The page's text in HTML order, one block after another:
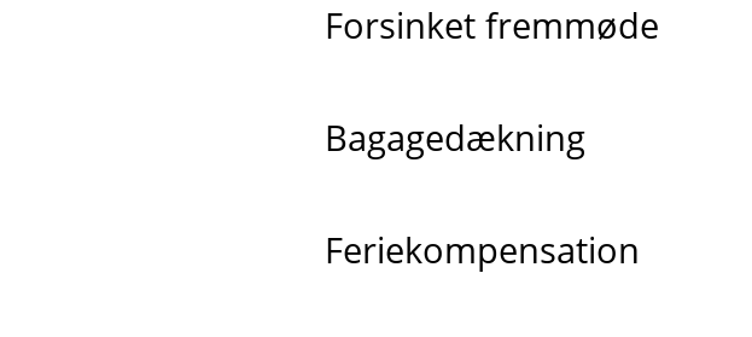
Forsinket fremmøde
Bagagedækning
Feriekompensation